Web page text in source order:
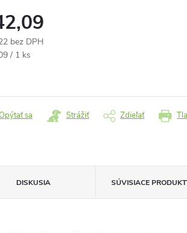
bez DPH
/ 1 ks
sa Strážiť Zdieľať
DISKUSIA SÚVISIACE